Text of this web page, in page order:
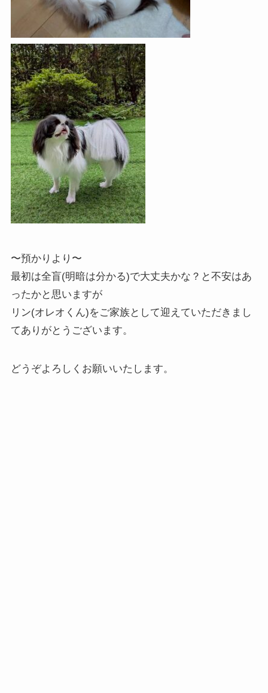
〜預かりより〜
最初は全盲(明暗は分かる)で大丈夫かな？と不安はあ
ったかと思いますが
リン(オレオくん)をご家族として迎えていただきまし
てありがとうございます。
どうぞよろしくお願いいたします。